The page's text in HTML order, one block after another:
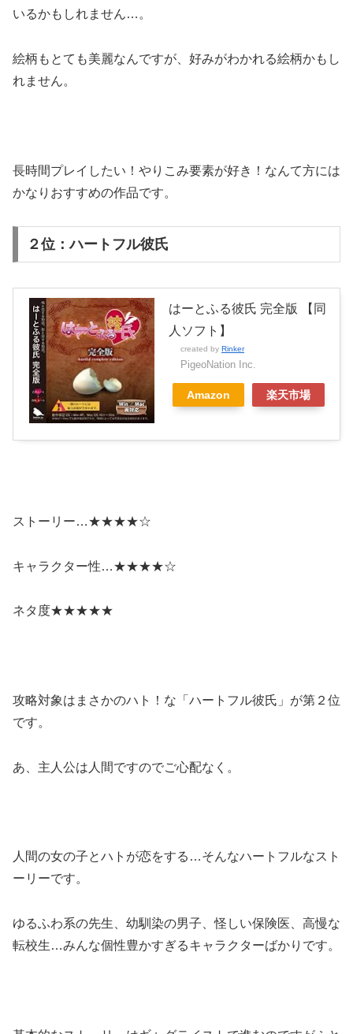
いるかもしれません…。
絵柄もとても美麗なんですが、好みがわかれる絵柄かもし
れません。
長時間プレイしたい！やりこみ要素が好き！なんて方には
かなりおすすめの作品です。
２位：ハートフル彼氏
はーとふる彼氏 完全版 【同
人ソフト】
created by Rinker
PigeoNation Inc.
Amazon 楽天市場
ストーリー…★★★★☆
キャラクター性…★★★★☆
ネタ度★★★★★
攻略対象はまさかのハト！な 「ハートフル彼氏」 が第２位
です。
あ、主人公は人間ですのでご心配なく。
人間の女の子とハトが恋をする …そんなハートフルなスト
ーリーです。
ゆるふわ系の先生、幼馴染の男子、怪しい保険医、高慢な
転校生…みんな個性豊かすぎるキャラクターばかりです。